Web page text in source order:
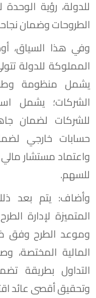
للدولة، رؤية
الطروحات وضمان
وفي هذا السياق،
المملوكة للدولة
يشمل منظومة
الشركات؛ يشمل
للشركات لضمان
حسابات خارجي
واعتماد مستشار
للسهم.
وأضاف: يتم بعد
المتميزة لإدارة
وموعد الطرح وفق
المالية المختصة،
التداول بطريقة
وتحقيق أقصى عائد